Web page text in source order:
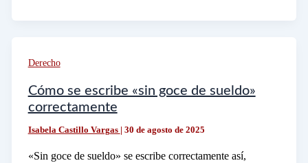
una
empresa
México
Derecho
Cómo se escribe «sin goce de sueldo»
correctamente
Isabela Castillo Vargas | 30 de agosto de 2025
«Sin goce de sueldo» se escribe correctamente así,